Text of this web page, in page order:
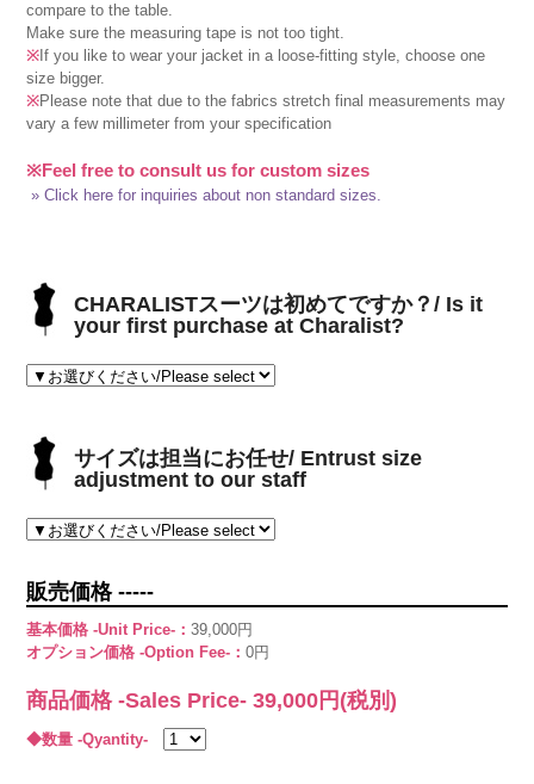
compare to the table.
Make sure the measuring tape is not too tight.
※ If you like to wear your jacket in a loose-fitting style, choose one
size bigger.
※Please note that due to the fabrics stretch final measurements may
vary a few millimeter from your specification
※Feel free to consult us for custom sizes
» Click here for inquiries about non standard sizes.
CHARALISTスーツは初めてですか？/ Is it
your first purchase at Charalist?
サイズは担当にお任せ/ Entrust size
adjustment to our staff
販売価格 -----
基本価格 -Unit Price-：39,000円
オプション価格 -Option Fee-：0円
商品価格 -Sales Price-39,000 円(税別)
◆数量 -Qyantity-